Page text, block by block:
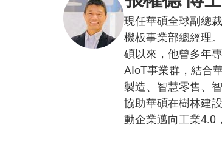
現任華碩全球副總
機板事業部總經理
碩以來，他曾多年
AIoT事業群，結合
製造、智慧零售、
協助華碩在樹林建
動企業邁向工業4.0